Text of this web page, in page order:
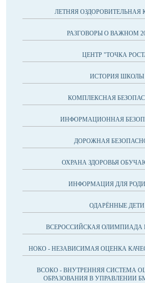
ЛЕТНЯЯ
РАЗГОВОРЫ О ВАЖНОМ
ЦЕНТР "ТОЧКА
ИСТОРИЯ ШКОЛЫ
КОМПЛЕКСНАЯ
ИНФОРМАЦИОННАЯ
ДОРОЖНАЯ
ОХРАНА ЗДОРОВЬЯ
ИНФОРМАЦИЯ ДЛЯ
ОДАРЁННЫЕ ДЕТИ
ВСЕРОССИЙСКАЯ ОЛИМПИАДА
НОКО - НЕЗАВИСИМАЯ ОЦЕНКА
ВСОКО - ВНУТРЕННЯЯ СИСТЕМА
ОБРАЗОВАНИЯ В УПРАВЛЕНИИ